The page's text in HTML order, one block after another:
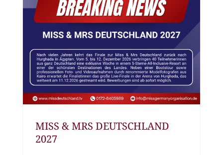
MISS & MRS DEUTSCHLAND
2027